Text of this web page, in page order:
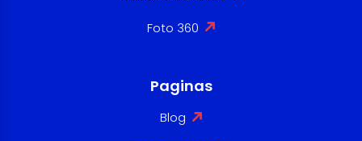
Foto 360
Paginas
Blog